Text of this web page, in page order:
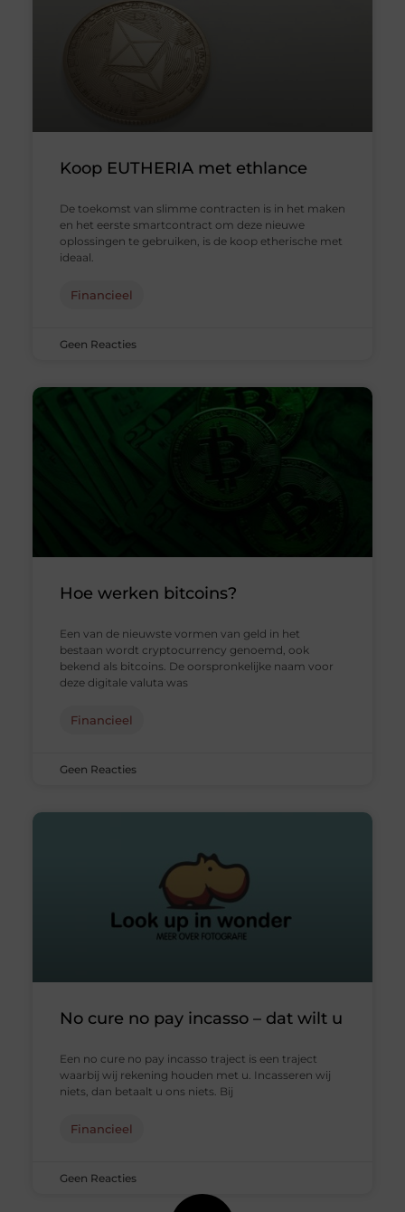
Koop EUTHERIA met ethlance
De toekomst van slimme contracten is in het maken
en het eerste smartcontract om deze nieuwe
oplossingen te gebruiken, is de koop etherische met
ideaal.
Financieel
Geen Reacties
Hoe werken bitcoins?
Een van de nieuwste vormen van geld in het
bestaan wordt cryptocurrency genoemd, ook
bekend als bitcoins. De oorspronkelijke naam voor
deze digitale valuta was
Financieel
Geen Reacties
No cure no pay incasso – dat wilt u
Een no cure no pay incasso traject is een traject
waarbij wij rekening houden met u. Incasseren wij
niets, dan betaalt u ons niets. Bij
Financieel
Geen Reacties